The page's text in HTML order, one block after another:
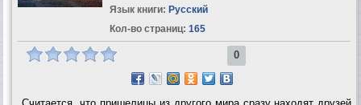
Язык книги: Русский
Кол-во страниц: 165
0